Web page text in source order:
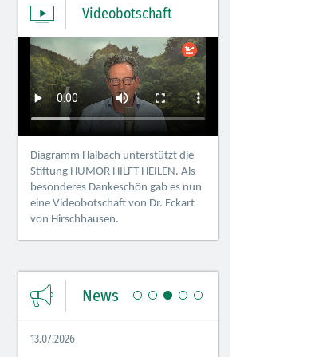
Videobotschaft
Diagramm Halbach unterstützt die
Stiftung HUMOR HILFT HEILEN. Als
besonderes Dankeschön gab es nun
eine Videobotschaft von Dr. Eckart
von Hirschhausen.
News
13.07.2026